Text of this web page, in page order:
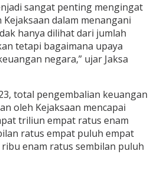
sangat penting mengingat
dalam menangani
hanya dilihat dari jumlah
tetapi bagaimana upaya
negara,” ujar Jaksa
total pengembalian keuangan
oleh Kejaksaan mencapai
triliun empat ratus enam
ratus empat puluh empat
enam ratus sembilan puluh